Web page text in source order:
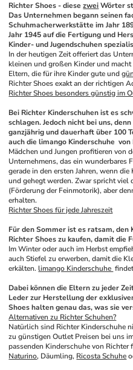
Richter Shoes - diese zwei Wörter
Das Unternehmen begann seinen
Schuhmacherwerkstätte im Jahr
Jahr 1945 auf die Fertigung und
Kinder- und Jugendschuhen
In der heutigen Zeit offeriert das
kleinen und großen Kinder und
Eltern, die für ihre Kinder gute und
Richter Shoes exakt an der richtigen
Richter Shoes besonders günstig im
Bei Richter Kinderschuhen ist es
schlagen. Jedoch nicht bei uns,
ganzjährig und dauerhaft über 100
auch die limango Kinderschuhe  von
Mädchen und Jungen profitieren von
Unternehmens, das ein wunderbares
gerade in den ersten Jahren, wenn
und gehegt werden. Zwar spricht viel
(Förderung der Feinmotorik), aber
erhalten.
Richter Shoes für jede Jahreszeit
Für den Sommer ist es ratsam, den
Richter Shoes zu kaufen, damit die
Im Winter oder auch im Herbst
auch Stiefel zu erwerben, damit die
erkälten. limango Kinderschuhe
Dabei können die Eltern zu jeder
Leder zur Herstellung der
Shoes halten genau das, was sie
Alternativen zu Richter Schuhen?
Natürlich sind Richter Kinderschuhe
zu günstigen Outlet Preisen bei uns
Naturino, Däumling, Ricosta Schuhe